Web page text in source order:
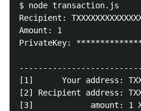
$ node transaction.js
Recipient:
Amount: 1
PrivateKey:
[1]      Your address:
[2] Recipient address:
[3]            amount: 1